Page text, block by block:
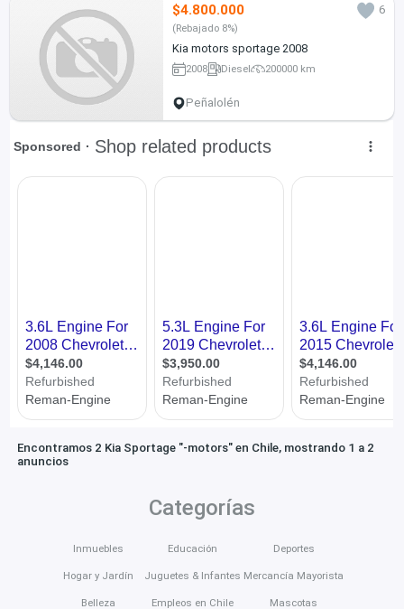
$4.800.000 6
(Rebajado 8%)
Kia motors sportage 2008
2008 Diesel 200000 km
Peñalolén
Encontramos 2 Kia Sportage "-motors" en Chile, mostrando 1 a 2
anuncios
Categorías
Inmuebles
Hogar y Jardín
Belleza
Educación
Juguetes & Infantes
Empleos en Chile
Deportes
Mercancía Mayorista
Mascotas